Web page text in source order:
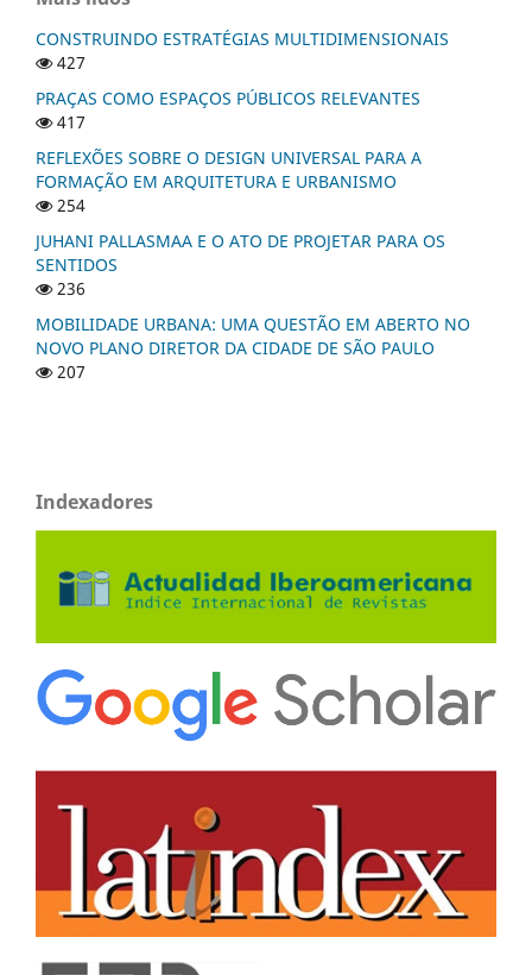
CONSTRUINDO ESTRATÉGIAS MULTIDIMENSIONAIS
427
PRAÇAS COMO ESPAÇOS PÚBLICOS RELEVANTES
417
REFLEXÕES SOBRE O DESIGN UNIVERSAL PARA A
FORMAÇÃO EM ARQUITETURA E URBANISMO
254
JUHANI PALLASMAA E O ATO DE PROJETAR PARA OS
SENTIDOS
236
MOBILIDADE URBANA: UMA QUESTÃO EM ABERTO NO
NOVO PLANO DIRETOR DA CIDADE DE SÃO PAULO
207
Indexadores